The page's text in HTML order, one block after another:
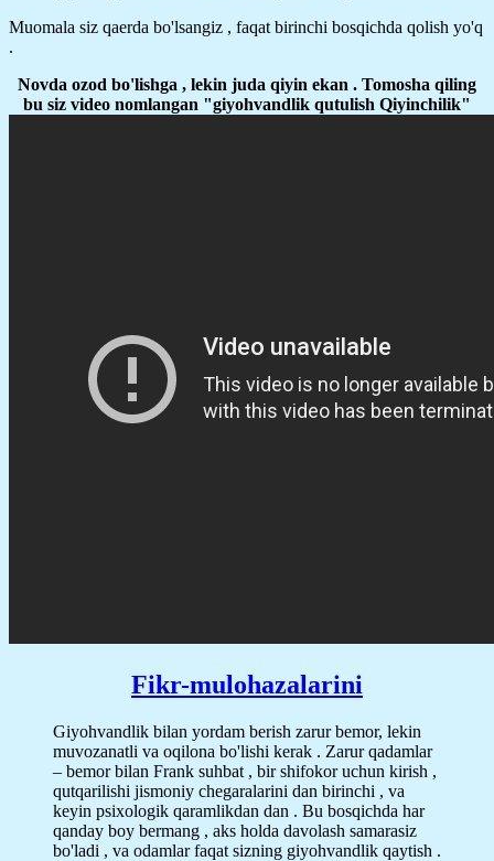
Muomala siz qaerda bo'lsangiz , faqat birinchi bosqichda qolish yo'q
.
Novda ozod bo'lishga , lekin juda qiyin ekan . Tomosha qiling
bu siz video nomlangan "giyohvandlik qutulish Qiyinchilik"
Fikr-mulohazalarini
Giyohvandlik bilan yordam berish zarur bemor, lekin
muvozanatli va oqilona bo'lishi kerak . Zarur qadamlar
– bemor bilan Frank suhbat , bir shifokor uchun kirish ,
qutqarilishi jismoniy chegaralarini dan birinchi , va
keyin psixologik qaramlikdan dan . Bu bosqichda har
qanday boy bermang , aks holda davolash samarasiz
bo'ladi , va odamlar faqat sizning giyohvandlik qaytish .